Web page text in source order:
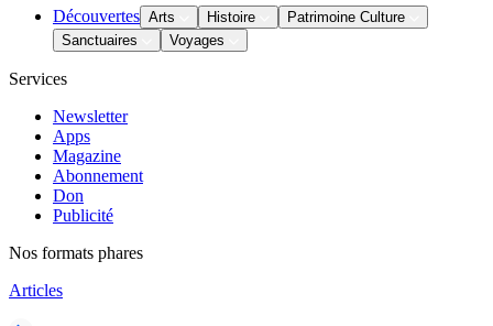
Découvertes Arts Histoire
Patrimoine Culture
Sanctuaires
Voyages
Services
Newsletter
Apps
Magazine
Abonnement
Don
Publicité
Nos formats phares
Articles